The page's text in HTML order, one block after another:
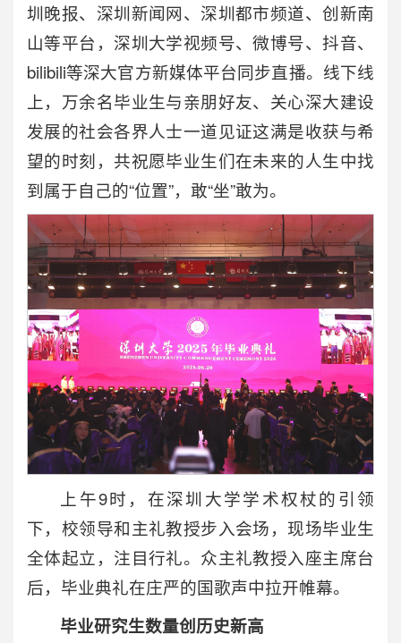
圳晚报、深圳新闻网、深圳都市频道、创新南
山等平台，深圳大学视频号、微博号、抖音、
bilibili等深大官方新媒体平台同步直播。线下线
上，万余名毕业生与亲朋好友、关心深大建设
发展的社会各界人士一道见证这满是收获与希
望的时刻，共祝愿毕业生们在未来的人生中找
到属于自己的“位置”，敢“坐”敢为。
上午9时，在深圳大学学术权杖的引领
下，校领导和主礼教授步入会场，现场毕业生
全体起立，注目行礼。众主礼教授入座主席台
后，毕业典礼在庄严的国歌声中拉开帷幕。
毕业研究生数量创历史新高